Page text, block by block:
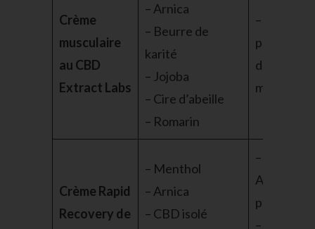
Crème
musculaire
au CBD
Extract Labs
– Arnica
– Beurre de
karité
– Jojoba
– Cire d’abeille
– Romarin
– Efficace
pour les
douleurs
Crème Rapid
Recovery de
– Menthol
– Arnica
– CBD isolé
–
propre
–